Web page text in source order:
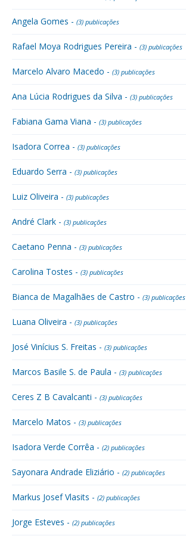
Angela Gomes - (3) publicações
Rafael Moya Rodrigues Pereira - (3) publicações
Marcelo Alvaro Macedo - (3) publicações
Ana Lúcia Rodrigues da Silva - (3) publicações
Fabiana Gama Viana - (3) publicações
Isadora Correa - (3) publicações
Eduardo Serra - (3) publicações
Luiz Oliveira - (3) publicações
André Clark - (3) publicações
Caetano Penna - (3) publicações
Carolina Tostes - (3) publicações
Bianca de Magalhães de Castro - (3) publicações
Luana Oliveira - (3) publicações
José Vinícius S. Freitas - (3) publicações
Marcos Basile S. de Paula - (3) publicações
Ceres Z B Cavalcanti - (3) publicações
Marcelo Matos - (3) publicações
Isadora Verde Corrêa - (2) publicações
Sayonara Andrade Eliziário - (2) publicações
Markus Josef Vlasits - (2) publicações
Jorge Esteves - (2) publicações